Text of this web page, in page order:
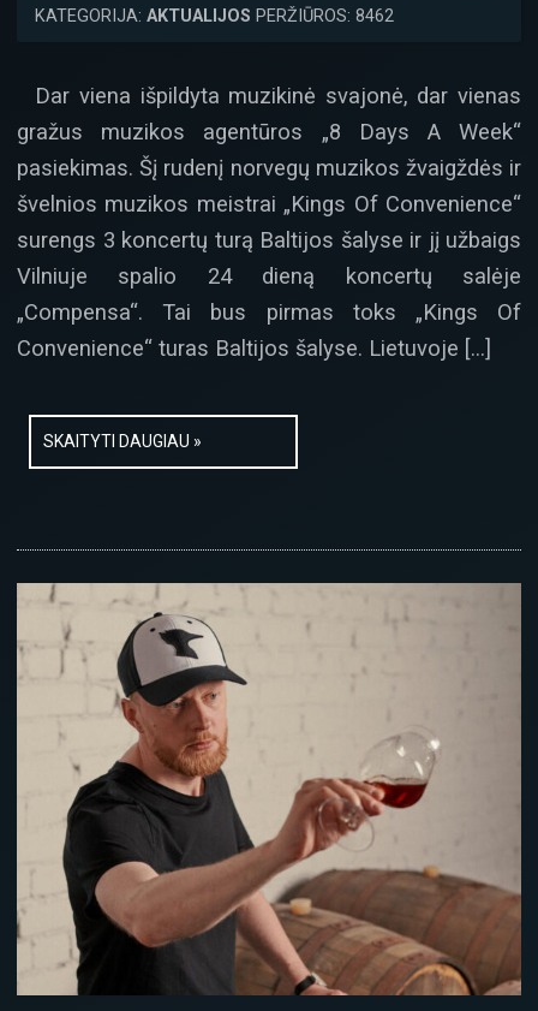
KATEGORIJA: AKTUALIJOS PERŽIŪROS: 8462
Dar viena išpildyta muzikinė svajonė, dar vienas
gražus muzikos agentūros „8 Days A Week“
pasiekimas. Šį rudenį norvegų muzikos žvaigždės ir
švelnios muzikos meistrai „Kings Of Convenience“
surengs 3 koncertų turą Baltijos šalyse ir jį užbaigs
Vilniuje spalio 24 dieną koncertų salėje
„Compensa“. Tai bus pirmas toks „Kings Of
Convenience“ turas Baltijos šalyse. Lietuvoje […]
SKAITYTI DAUGIAU »